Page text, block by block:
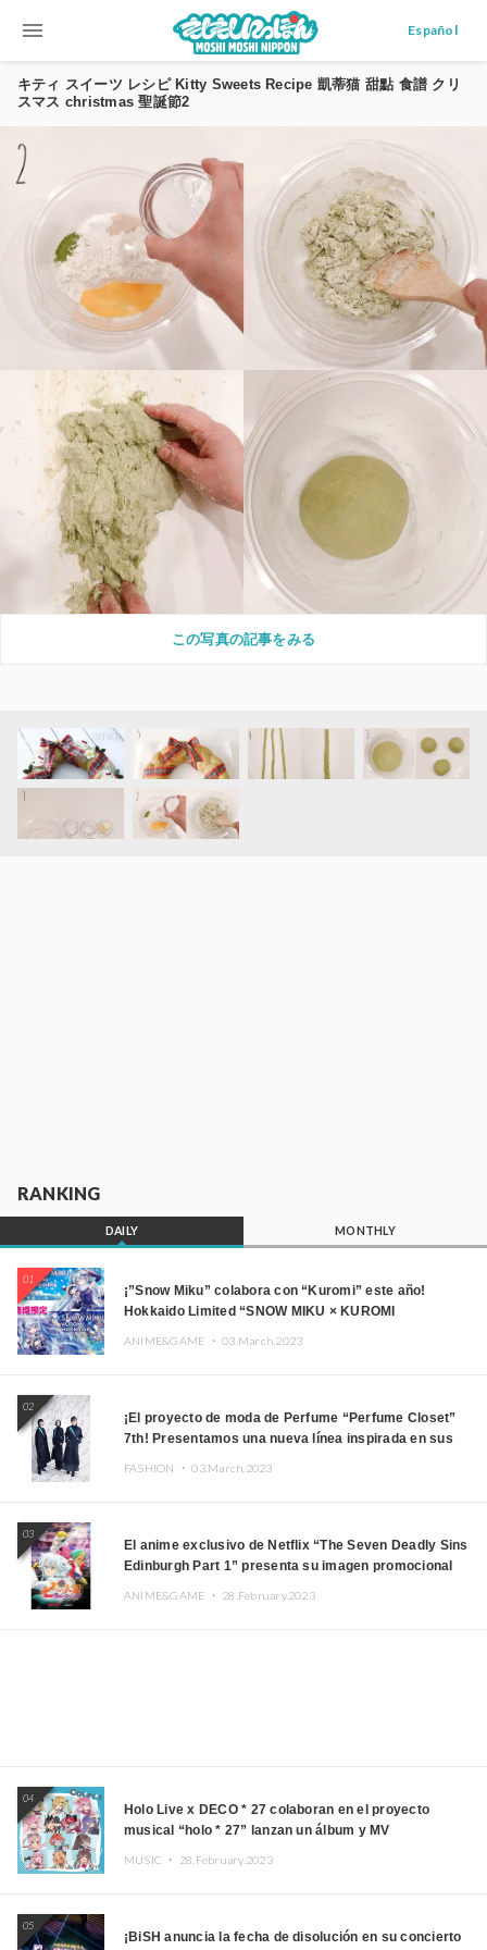
menu Español
キティ スイーツ レシピ Kitty Sweets Recipe 凱蒂猫 甜點 食譜 クリ
スマス christmas 聖誕節2
この写真の記事をみる
RANKING
DAILY MONTHLY
01
¡”Snow Miku” colabora con “Kuromi” este año!
Hokkaido Limited “SNOW MIKU × KUROMI
ANIME&GAME ・03.March.2023
02
¡El proyecto de moda de Perfume “Perfume Closet”
7th! Presentamos una nueva línea inspirada en sus
FASHION ・03.March.2023
03
El anime exclusivo de Netflix “The Seven Deadly Sins
Edinburgh Part 1” presenta su imagen promocional
ANIME&GAME ・ 28.February.2023
04
Holo Live x DECO * 27 colaboran en el proyecto
musical “holo * 27” lanzan un álbum y MV
MUSIC ・ 28.February.2023
05
¡BiSH anuncia la fecha de disolución en su concierto